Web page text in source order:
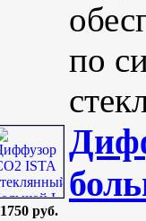
по
1750 руб.